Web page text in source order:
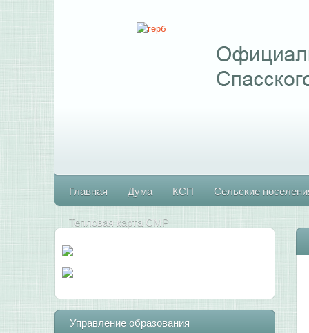
Главная Дума КСП Сельские
Тепловая карта СМР
Управлениеобразования